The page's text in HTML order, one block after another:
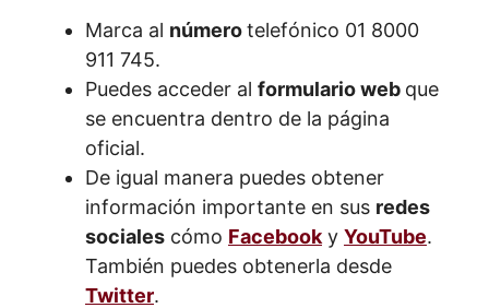
Marca al númerotelefónico 01 8000
911 745.
Puedes acceder al formulario web que
se encuentra dentro de la página
oficial.
De igual manera puedes obtener
información importante en sus redes
sociales cómo Facebook y YouTube.
También puedes obtenerla desde
Twitter.